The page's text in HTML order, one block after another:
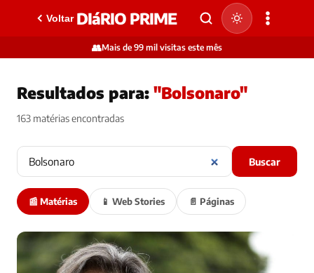
Voltar DIáRIO PRIME
👥Mais de 99 mil visitas este mês
Resultados para: "Bolsonaro"
163 matérias encontradas
Buscar
📰 Matérias 📱 Web Stories 📄 Páginas